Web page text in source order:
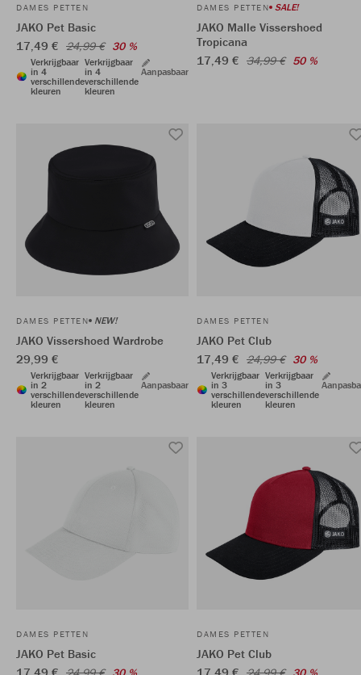
DAMES PETTEN
JAKO Pet Basic
17,49 € 24,99 € 30 %
Verkrijgbaar
in 4
verschillende
kleuren
Verkrijgbaar
in 4
verschillende
kleuren
Aanpasbaar
DAMES PETTEN SALE!
JAKO Malle Vissershoed
Tropicana
17,49 € 34,99 € 50 %
DAMES PETTEN NEW!
JAKO Vissershoed Wardrobe
29,99 €
Verkrijgbaar
in 2
verschillende
kleuren
Verkrijgbaar
in 2
verschillende
kleuren
Aanpasbaar
DAMES PETTEN
JAKO Pet Club
17,49 € 24,99 € 30 %
Verkrijgbaar
in 3
verschillende
kleuren
Verkrijgbaar
in 3
verschillende
kleuren
DAMES PETTEN
JAKO Pet Basic
DAMES PETTEN
JAKO Pet Club